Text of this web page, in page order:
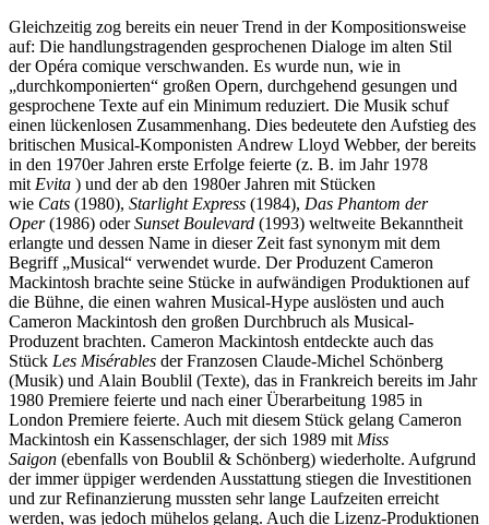
Gleichzeitig zog bereits ein neuer Trend in der Kompositionsweise
auf: Die handlungstragenden gesprochenen Dialoge im alten Stil
der Opéra comique verschwanden. Es wurde nun, wie in
„durchkomponierten“ großen Opern, durchgehend gesungen und
gesprochene Texte auf ein Minimum reduziert. Die Musik schuf
einen lückenlosen Zusammenhang. Dies bedeutete den Aufstieg des
britischen Musical-Komponisten Andrew Lloyd Webber, der bereits
in den 1970er Jahren erste Erfolge feierte (z. B. im Jahr 1978
mit Evita ) und der ab den 1980er Jahren mit Stücken
wie Cats (1980), Starlight Express (1984), Das Phantom der
Oper(1986) oderSunset Boulevard (1993) weltweite Bekanntheit
erlangte und dessen Name in dieser Zeit fast synonym mit dem
Begriff „Musical“ verwendet wurde. Der Produzent Cameron
Mackintosh brachte seine Stücke in aufwändigen Produktionen auf
die Bühne, die einen wahren Musical-Hype auslösten und auch
Cameron Mackintosh den großen Durchbruch als Musical-
Produzent brachten. Cameron Mackintosh entdeckte auch das
Stück Les Misérables der Franzosen Claude-Michel Schönberg
(Musik) und Alain Boublil (Texte), das in Frankreich bereits im Jahr
1980 Premiere feierte und nach einer Überarbeitung 1985 in
London Premiere feierte. Auch mit diesem Stück gelang Cameron
Mackintosh ein Kassenschlager, der sich 1989 mit Miss
Saigon (ebenfalls von Boublil & Schönberg) wiederholte. Aufgrund
der immer üppiger werdenden Ausstattung stiegen die Investitionen
und zur Refinanzierung mussten sehr lange Laufzeiten erreicht
werden, was jedoch mühelos gelang. Auch die Lizenz-Produktionen